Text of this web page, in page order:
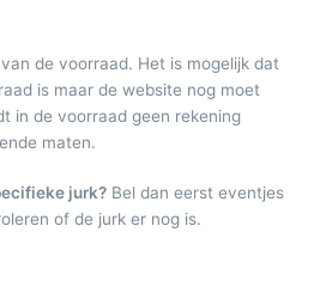
de voorraad. Het is mogelijk dat
is maar de website nog moet
in de voorraad geen rekening
maten.
jurk? Bel dan eerst eventjes
of de jurk er nog is.